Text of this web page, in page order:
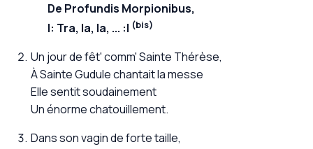
De Profundis Morpionibus,
Tra, la, la, ...
(bis)
Un jour de fêt' comm' Sainte Thérèse,
À Sainte Gudule chantait la messe
Elle sentit soudainement
Un énorme chatouillement.
Dans son vagin de forte taille,